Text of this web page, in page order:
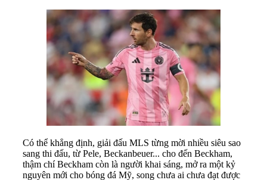
Có thể khẳng định, giải đấu MLS từng mời nhiều siêu sao
sang thi đấu, từ Pele, Beckanbeuer... cho đến Beckham,
thậm chí Beckham còn là người khai sáng, mở ra một kỷ
nguyên mới cho bóng đá Mỹ, song chưa ai chưa đạt được